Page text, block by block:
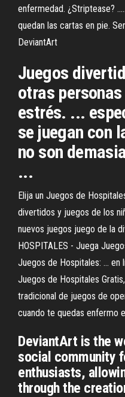
enfermedad. ¿Striptease?
quedan las cartas en pie.
DeviantArt
Juegos
otras
estrés. ...
se juegan con
no son
...
Elija un Juegos de
divertidos y juegos de los
nuevos juegos juego de la
HOSPITALES - Juega
Juegos de Hospitales: ... en
Juegos de Hospitales
tradicional de juegos de
cuando te quedas enfermo
DeviantArt is the
social community
enthusiasts,
through the